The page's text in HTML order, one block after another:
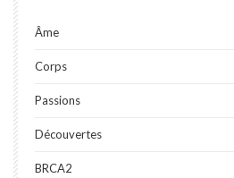
Âme
Corps
Passions
Découvertes
BRCA2